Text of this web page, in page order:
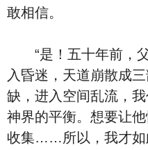
敢相信。
“是！五十年前，父
入昏迷，天道崩散成
缺，进入空间乱流，
神界的平衡。想要让
收集……所以，我才如